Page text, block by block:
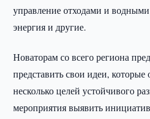
управление отходами и
энергия и другие.
Новаторам со всего региона
представить свои идеи,
несколько целей устойчивого
мероприятия выявить